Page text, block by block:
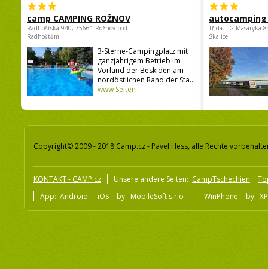
camp CAMPING ROŽNOV
Radhošťská 940, 75661 Rožnov pod
Radhoštěm
3-Sterne-Campingplatz mit
ganzjährigem Betrieb im
Vorland der Beskiden am
nordöstlichen Rand der Sta...
www Seiten
autocamping
Třída.T.G.Masaryka
Skalice
Copyright© 2009 - 2018 Camp.cz - Pavel Hess, alle Rechte
KONTAKT - CAMP.cz Unsere andere Seiten: CampTschechien
App: Android iOS by MobileSoft s.r.o WinPhone by